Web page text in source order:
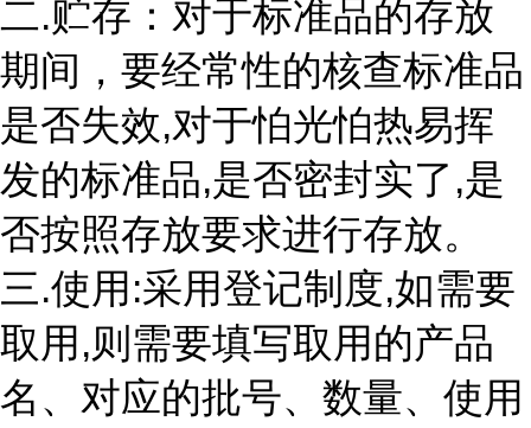
二.贮存：对于标准品的存放
期间，要经常性的核查标准品
是否失效,对于怕光怕热易挥
发的标准品,是否密封实了,是
否按照存放要求进行存放。
三.使用:采用登记制度,如需要
取用,则需要填写取用的产品
名、对应的批号、数量、使用